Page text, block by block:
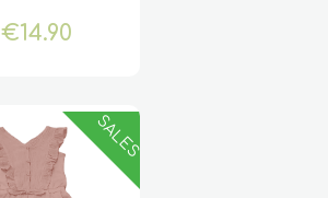
Original
€14.90
€14.90.
SALES